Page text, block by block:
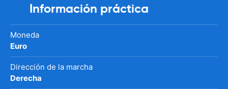
Información práctica
Moneda
Euro
Dirección de la marcha
Derecha